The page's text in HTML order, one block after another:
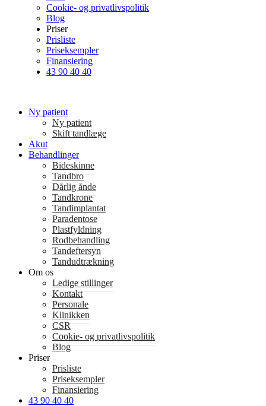
Cookie- og privatlivspolitik
Blog
Priser
Prisliste
Priseksempler
Finansiering
43 90 40 40
Ny patient
Ny patient
Skift tandlæge
Akut
Behandlinger
Bideskinne
Tandbro
Dårlig ånde
Tandkrone
Tandimplantat
Paradentose
Plastfyldning
Rodbehandling
Tandeftersyn
Tandudtrækning
Om os
Ledige stillinger
Kontakt
Personale
Klinikken
CSR
Cookie- og privatlivspolitik
Blog
Priser
Prisliste
Priseksempler
Finansiering
43 90 40 40